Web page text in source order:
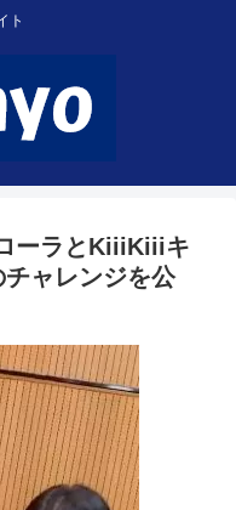
ト
ーラとKiiiKiiiキ
ャレンジを公